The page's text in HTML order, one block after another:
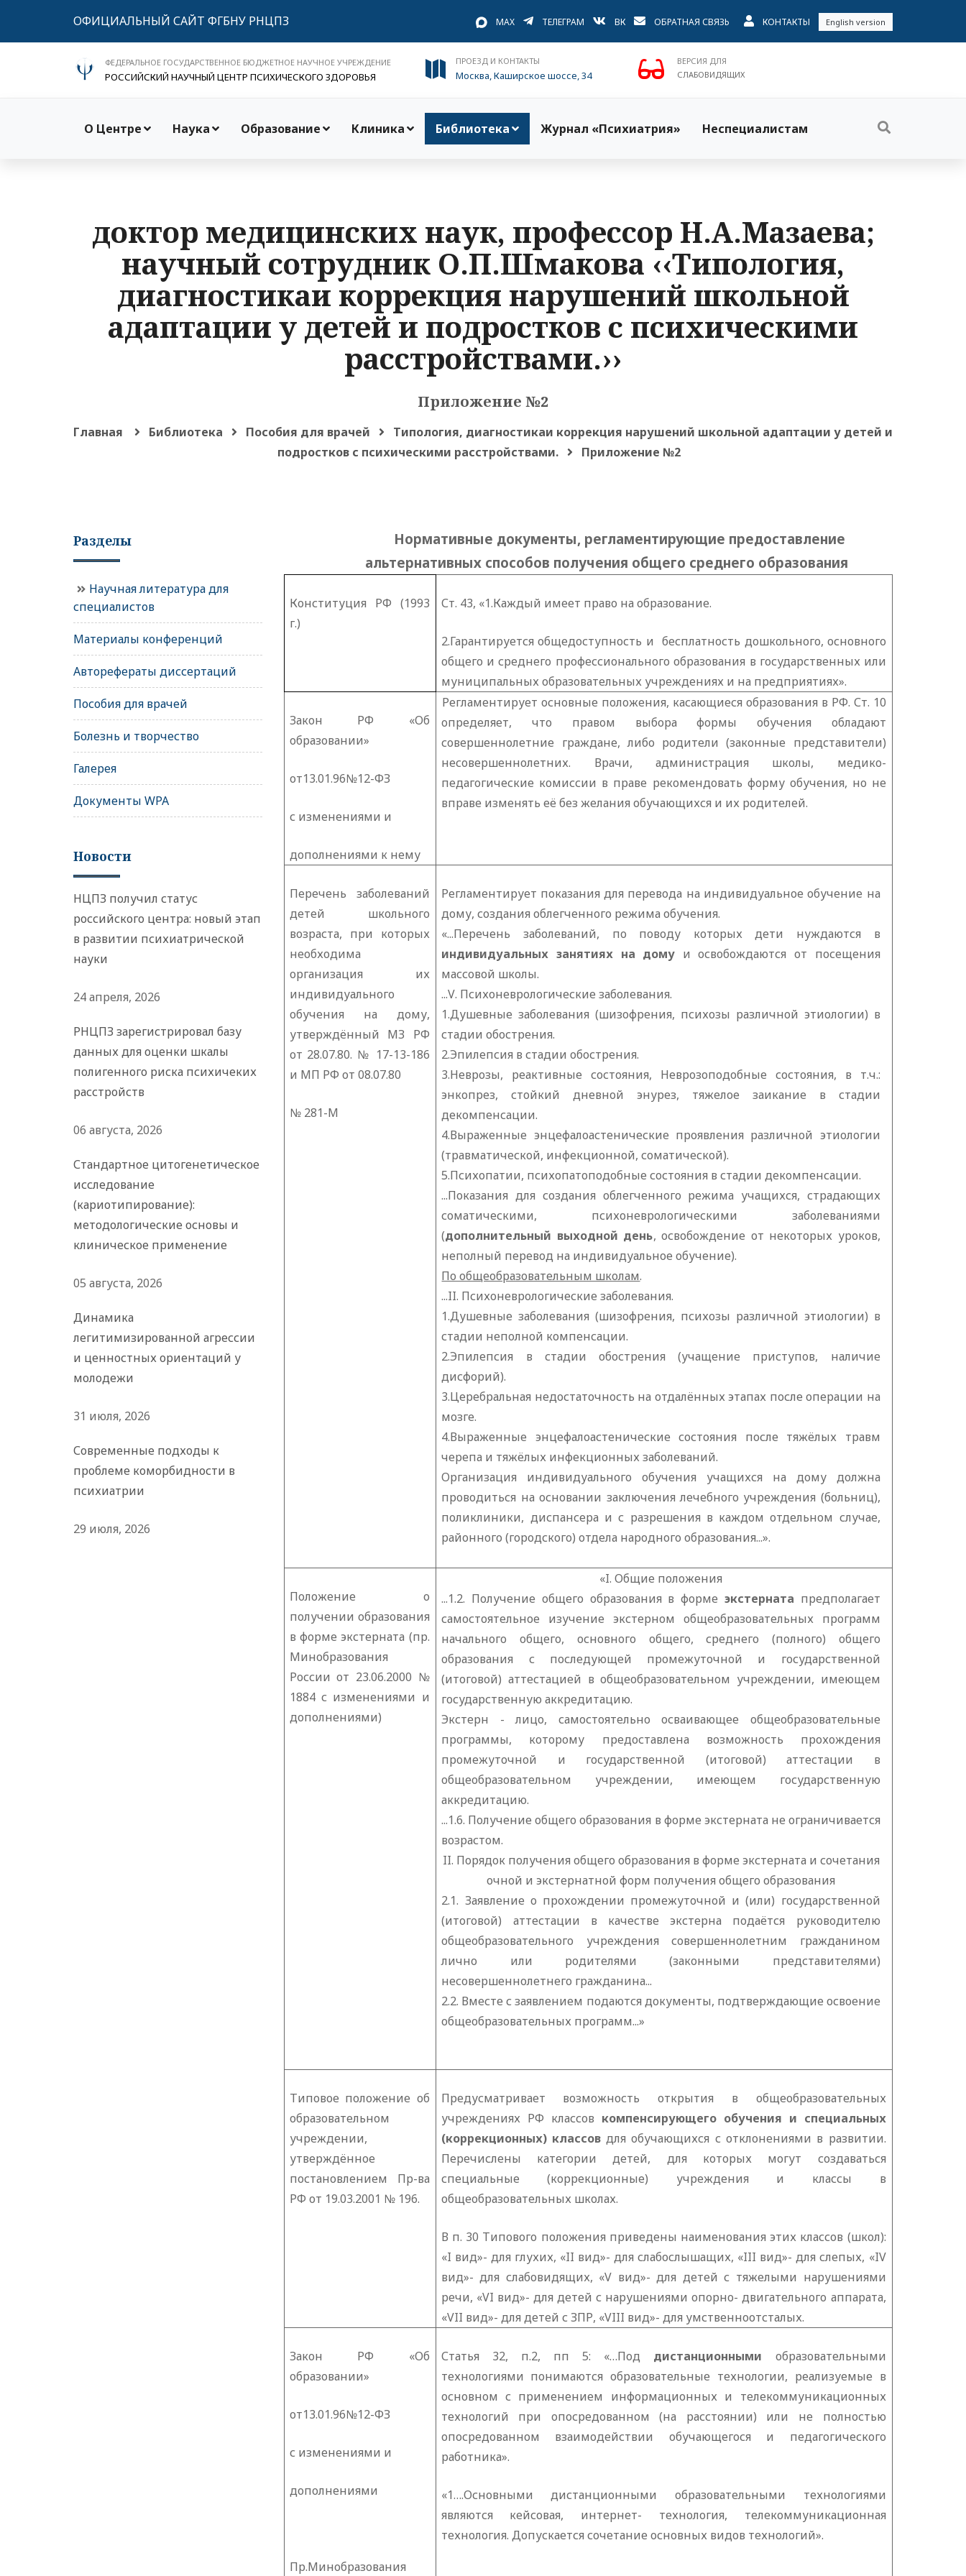
ОФИЦИАЛЬНЫЙ САЙТ ФГБНУ РНЦПЗ MAX ТЕЛЕГРАМ ВК ОБРАТНАЯ СВЯЗЬ КОНТАКТЫ English version
ФЕДЕРАЛЬНОЕ ГОСУДАРСТВЕННОЕ БЮДЖЕТНОЕ НАУЧНОЕ УЧРЕЖДЕНИЕ
РОССИЙСКИЙ НАУЧНЫЙ ЦЕНТР ПСИХИЧЕСКОГО ЗДОРОВЬЯ
ПРОЕЗД И КОНТАКТЫ
Москва, Каширское шоссе, 34
ВЕРСИЯ ДЛЯ
СЛАБОВИДЯЩИХ
О Центре Наука Образование Клиника Библиотека Журнал «Психиатрия» Неспециалистам
доктор медицинских наук, профессор Н.А.Мазаева;
научный сотрудник О.П.Шмакова ‹‹Типология,
диагностикаи коррекция нарушений школьной
адаптации у детей и подростков с психическими
расстройствами.››
Приложение №2
Главная Библиотека Пособия для врачей
Типология, диагностикаи коррекция нарушений школьной адаптации у детей и
подростков с психическими расстройствами.
Приложение №2
Нормативные документы, регламентирующие предоставление
альтернативных способов получения общего среднего образования
Конституция РФ (1993
г.)
Ст. 43, «1.Каждый имеет право на образование.
2.Гарантируется общедоступность и бесплатность дошкольного, основного
общего и среднего профессионального образования в государственных или
муниципальных образовательных учреждениях и на предприятиях».
Закон РФ «Об
образовании»
от13.01.96№12-ФЗ
с изменениями и
дополнениями к нему
Регламентирует основные положения, касающиеся образования в РФ. Ст. 10
определяет, что правом выбора формы обучения обладают
совершеннолетние граждане, либо родители (законные представители)
несовершеннолетних. Врачи, администрация школы, медико-
педагогические комиссии в праве рекомендовать форму обучения, но не
вправе изменять её без желания обучающихся и их родителей.
Перечень заболеваний
детей школьного
возраста, при которых
необходима
организация их
индивидуального
обучения на дому,
утверждённый МЗ РФ
от 28.07.80. № 17-13-186
и МП РФ от 08.07.80
№ 281-М
Регламентирует показания для перевода на индивидуальное обучение на
дому, создания облегченного режима обучения.
«...Перечень заболеваний, по поводу которых дети нуждаются в
индивидуальных занятиях на дому и освобождаются от посещения
массовой школы.
...V. Психоневрологические заболевания.
1.Душевные заболевания (шизофрения, психозы различной этиологии) в
стадии обострения.
2.Эпилепсия в стадии обострения.
3.Неврозы, реактивные состояния, Неврозоподобные состояния, в т.ч.:
энкопрез, стойкий дневной энурез, тяжелое заикание в стадии
декомпенсации.
4.Выраженные энцефалоастенические проявления различной этиологии
(травматической, инфекционной, соматической).
5.Психопатии, психопатоподобные состояния в стадии декомпенсации.
...Показания для создания облегченного режима учащихся, страдающих
соматическими, психоневрологическими заболеваниями
(дополнительный выходной день, освобождение от некоторых уроков,
неполный перевод на индивидуальное обучение).
По общеобразовательным школам.
...II. Психоневрологические заболевания.
1.Душевные заболевания (шизофрения, психозы различной этиологии) в
стадии неполной компенсации.
2.Эпилепсия в стадии обострения (учащение приступов, наличие
дисфорий).
3.Церебральная недостаточность на отдалённых этапах после операции на
мозге.
4.Выраженные энцефалоастенические состояния после тяжёлых травм
черепа и тяжёлых инфекционных заболеваний.
Организация индивидуального обучения учащихся на дому должна
проводиться на основании заключения лечебного учреждения (больниц),
поликлиники, диспансера и с разрешения в каждом отдельном случае,
районного (городского) отдела народного образования...».
Положение о
получении образования
в форме экстерната (пр.
Минобразования
России от 23.06.2000 №
1884 с изменениями и
дополнениями)
«I. Общие положения
...1.2. Получение общего образования в форме экстерната предполагает
самостоятельное изучение экстерном общеобразовательных программ
начального общего, основного общего, среднего (полного) общего
образования с последующей промежуточной и государственной
(итоговой) аттестацией в общеобразовательном учреждении, имеющем
государственную аккредитацию.
Экстерн - лицо, самостоятельно осваивающее общеобразовательные
программы, которому предоставлена возможность прохождения
промежуточной и государственной (итоговой) аттестации в
общеобразовательном учреждении, имеющем государственную
аккредитацию.
...1.6. Получение общего образования в форме экстерната не ограничивается
возрастом.
II. Порядок получения общего образования в форме экстерната и сочетания
очной и экстернатной форм получения общего образования
2.1. Заявление о прохождении промежуточной и (или) государственной
(итоговой) аттестации в качестве экстерна подаётся руководителю
общеобразовательного учреждения совершеннолетним гражданином
лично или родителями (законными представителями)
несовершеннолетнего гражданина...
2.2. Вместе с заявлением подаются документы, подтверждающие освоение
общеобразовательных программ...»
Типовое положение об
образовательном
учреждении,
утверждённое
постановлением Пр-ва
РФ от 19.03.2001 № 196.
Предусматривает возможность открытия в общеобразовательных
учреждениях РФ классов компенсирующего обучения и специальных
(коррекционных) классовдля обучающихся с отклонениями в развитии.
Перечислены категории детей, для которых могут создаваться
специальные (коррекционные) учреждения и классы в
общеобразовательных школах.
В п. 30 Типового положения приведены наименования этих классов (школ):
«I вид»- для глухих, «II вид»- для слабослышащих, «III вид»- для слепых, «IV
вид»- для слабовидящих, «V вид»- для детей с тяжелыми нарушениями
речи, «VI вид»- для детей с нарушениями опорно- двигательного аппарата,
«VII вид»- для детей с ЗПР, «VIII вид»- для умственноотсталых.
Закон РФ «Об
образовании»
от13.01.96№12-ФЗ
с изменениями и
дополнениями
Пр.Минобразования
Статья 32, п.2, пп 5: «…Под дистанционными образовательными
технологиями понимаются образовательные технологии, реализуемые в
основном с применением информационных и телекоммуникационных
технологий при опосредованном (на расстоянии) или не полностью
опосредованном взаимодействии обучающегося и педагогического
работника».
«1….Основными дистанционными образовательными технологиями
являются кейсовая, интернет- технология, телекоммуникационная
технология. Допускается сочетание основных видов технологий».
Разделы
Научная литература для
специалистов
Материалы конференций
Авторефераты диссертаций
Пособия для врачей
Болезнь и творчество
Галерея
Документы WPA
Новости
НЦПЗ получил статус
российского центра: новый этап
в развитии психиатрической
науки
24 апреля, 2026
РНЦПЗ зарегистрировал базу
данных для оценки шкалы
полигенного риска психичеких
расстройств
06 августа, 2026
Стандартное цитогенетическое
исследование
(кариотипирование):
методологические основы и
клиническое применение
05 августа, 2026
Динамика
легитимизированной агрессии
и ценностных ориентаций у
молодежи
31 июля, 2026
Современные подходы к
проблеме коморбидности в
психиатрии
29 июля, 2026